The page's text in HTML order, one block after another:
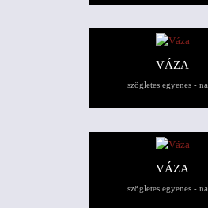
VÁZA
szögletes egyenes -
VÁZA
szögletes egyenes -